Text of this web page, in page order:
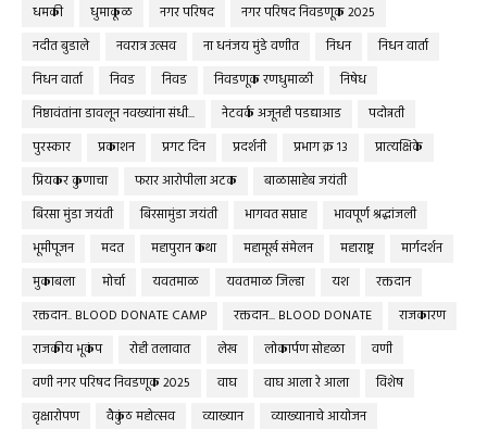
धमकी
धुमाकूळ नगर परिषद
नगर परिषद निवडणूक 2025
नदीत बुडाले
नवरात्र उत्सव ना धनंजय मुंडे वणीत निधन
निधन वार्ता
निधन वार्ता
निवड निवड निवडणूक रणधुमाळी
निषेध
निष्ठावंतांना डावलून नवख्यांना संधी...
नेटवर्क अजूनही पडद्याआड
पदोन्नती
पुरस्कार
प्रकाशन प्रगट दिन प्रदर्शनी प्रभाग क्र १३
प्रात्यक्षिके
प्रियकर कुणाचा
फरार आरोपीला अटक
बाळासाहेब जयंती
बिरसा मुंडा जयंती
बिरसामुंडा जयंती भागवत सप्ताह
भावपूर्ण श्रद्धांजली
भूमीपूजन
मदत महापुरान कथा महामूर्ख संमेलन महाराष्ट्र
मार्गदर्शन
मुकाबला
मोर्चा यवतमाळ यवतमाळ जिल्हा यश
रक्तदान
रक्तदान.. BLOOD DONATE CAMP
रक्तदान... BLOOD DONATE
राजकारण
राजकीय भूकंप
रोही तलावात लेख लोकार्पण सोहळा
वणी
वणी नगर परिषद निवडणूक 2025
वाघ वाघ आला रे आला
विशेष
वृक्षारोपण
वैकुंठ महोत्सव व्याख्यान
व्याख्यानाचे आयोजन